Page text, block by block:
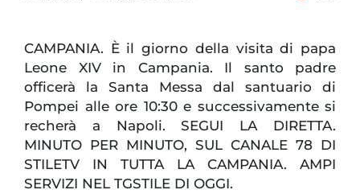
CAMPANIA. È il giorno della visita di papa
Leone XIV in Campania. Il santo padre
officerà la Santa Messa dal santuario di
Pompei alle ore 10:30 e successivamente si
recherà a Napoli. SEGUI LA DIRETTA.
MINUTO PER MINUTO, SUL CANALE 78 DI
STILETV IN TUTTA LA CAMPANIA. AMPI
SERVIZI NEL TGSTILE DI OGGI.